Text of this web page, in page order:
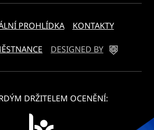
PROHLÍDKA KONTAKTY
DESIGNED BY
DRŽITELEM OCENĚNÍ: